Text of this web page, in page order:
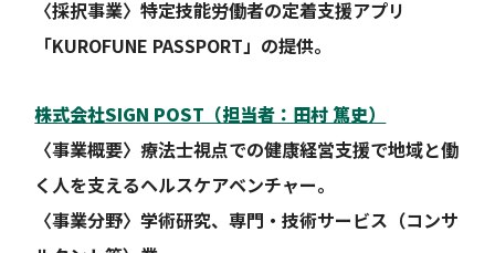
〈採択事業〉特定技能労働者の定着支援アプリ
「KUROFUNE PASSPORT」の提供。
株式会社SIGN POST（担当者：田村 篤史）
〈事業概要〉療法士視点での健康経営支援で地域と働
く人を支えるヘルスケアベンチャー。
〈事業分野〉学術研究、専門・技術サービス（コンサ